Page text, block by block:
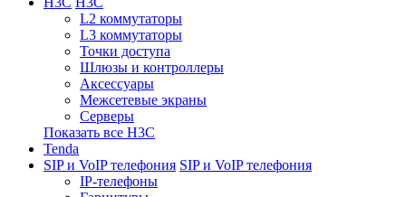
L2 коммутаторы
L3 коммутаторы
Точки доступа
Шлюзы и контроллеры
Аксессуары
Межсетевые экраны
Серверы
Показать все H3C
Tenda
SIP и VoIP телефония SIP и VoIP телефония
IP-телефоны